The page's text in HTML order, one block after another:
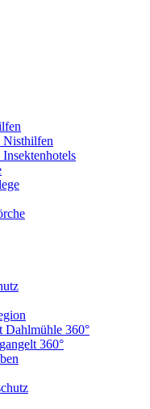
Nisthilfen
Dahlmühle 360°
360°